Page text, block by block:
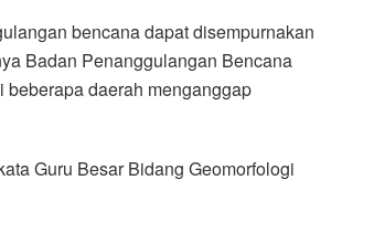
bencana dapat disempurnakan
Badan Penanggulangan Bencana
beberapa daerah menganggap
Guru Besar Bidang Geomorfologi